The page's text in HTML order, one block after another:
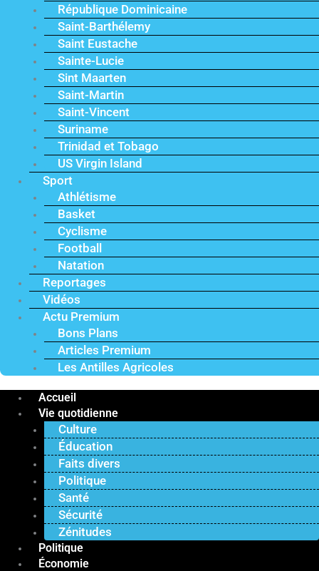
République Dominicaine
Saint-Barthélemy
Saint Eustache
Sainte-Lucie
Sint Maarten
Saint-Martin
Saint-Vincent
Suriname
Trinidad et Tobago
US Virgin Island
Sport
Athlétisme
Basket
Cyclisme
Football
Natation
Reportages
Vidéos
Actu Premium
Bons Plans
Articles Premium
Les Antilles Agricoles
Accueil
Vie quotidienne
Culture
Éducation
Faits divers
Politique
Santé
Sécurité
Zénitudes
Politique
Économie